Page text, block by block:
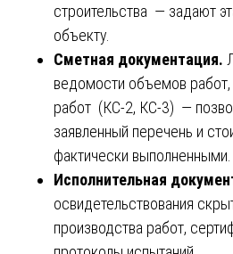
строительства — задают
объекту.
Сметная документация.
ведомости объемов
работ (КС-2, КС-3) —
заявленный перечень и
фактически выполненными.
Исполнительная
освидетельствования
производства работ,